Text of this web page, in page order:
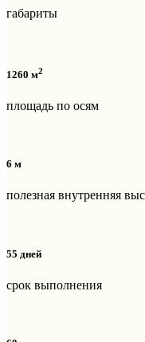
габариты
1260 м2
площадь по осям
6 м
полезная внутренняя
55 дней
срок выполнения